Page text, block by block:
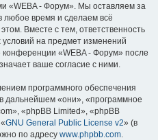
«WEBA - Форум». Мы оставляем за
любое время и сделаем всё
Вместе с тем, ответственность
на предмет изменений
конференции «WEBA - Форум» после
ваше согласие с ними.
программного обеспечения
дальнейшем «они», «программное
«phpBB Limited», «phpBB
GNU General Public License v2» (в
по адресу www.phpbb.com.